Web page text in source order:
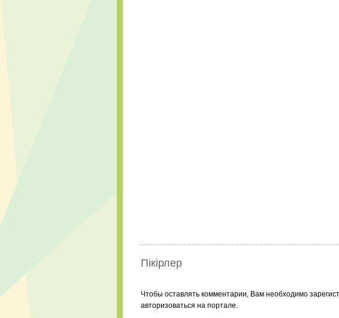
Пікірлер
Чтобы оставлять комментарии, Вам необходимо
авторизоваться на портале.